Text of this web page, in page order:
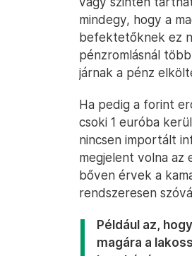
mindegy, hogy a
befektetőknek ez
pénzromlásnál
járnak a pénz
Ha pedig a forint
csoki 1 euróba
nincsen importált
megjelent volna az
bőven érvek a
rendszeresen
Például az,
magára a